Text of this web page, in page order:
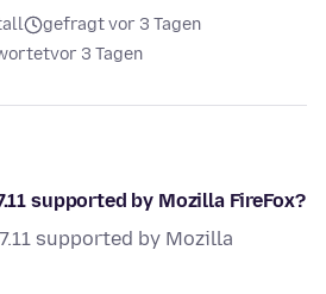
gefragt vor 3 Tagen
vor 3 Tagen
supported by Mozilla FireFox?
supported by Mozilla